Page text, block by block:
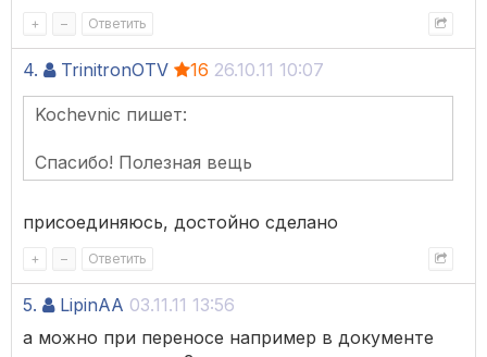
+ – Ответить
4. TrinitronOTV 16 26.10.11 10:07
Kochevnic пишет:
Спасибо! Полезная вещь
присоединяюсь, достойно сделано
+ – Ответить
5. LipinAA 03.11.11 13:56
а можно при переносе например в документе